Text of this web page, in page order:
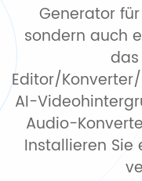
Generator
sondern auch
Editor/
AI-
Audio-
Installieren Sie